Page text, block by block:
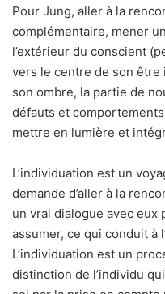
Pour Jung, aller à la
complémentaire, mener
l’extérieur du conscient
vers le centre de son être
son ombre, la partie de
défauts et
mettre en lumière et
L’individuation est un
demande d’aller à la
un vrai dialogue avec eux
assumer, ce qui conduit à
L’individuation est un
distinction de l’individu